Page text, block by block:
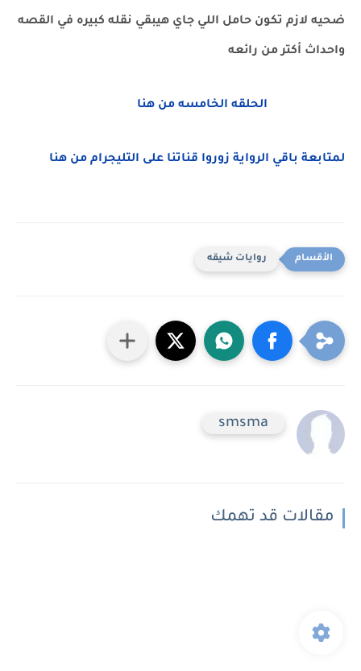
ضحيه لازم تكون حامل اللي جاي هيبقي نقله كبيره في القصه
واحداث أكتر من رائعه
الحلقه الخامسه من هنا
لمتابعة باقي الرواية زوروا قناتنا على التليجرام من هنا
روايات شيقه
smsma
مقالات قد تهمك